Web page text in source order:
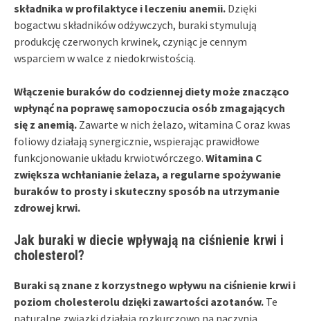
składnika w profilaktyce i leczeniu anemii. Dzięki
bogactwu składników odżywczych, buraki stymulują
produkcję czerwonych krwinek, czyniąc je cennym
wsparciem w walce z niedokrwistością.
Włączenie buraków do codziennej diety może znacząco
wpłynąć na poprawę samopoczucia osób zmagających
się z anemią. Zawarte w nich żelazo, witamina C oraz kwas
foliowy działają synergicznie, wspierając prawidłowe
funkcjonowanie układu krwiotwórczego. Witamina C
zwiększa wchłanianie żelaza, a regularne spożywanie
buraków to prosty i skuteczny sposób na utrzymanie
zdrowej krwi.
Jak buraki w diecie wpływają na ciśnienie krwi i
cholesterol?
Buraki są znane z korzystnego wpływu na ciśnienie krwi i
poziom cholesterolu dzięki zawartości azotanów. Te
naturalne związki działają rozkurczowo na naczynia